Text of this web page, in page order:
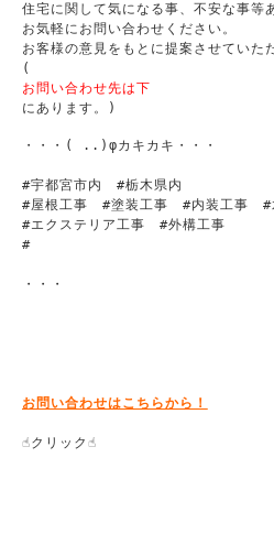
住宅に関して気になる事、不安な事等
お気軽にお問い合わせください。
お客様の意見をもとに提案させていた
(
お問い合わせ先は下
・・・( ..)φカキカキ・・・
#宇都宮市内　#栃木県内
#屋根工事　#塗装工事　#内装工事　#
#エクステリア工事　#外構工事
#
・・・
お問い合わせはこちらから！
☝クリック☝